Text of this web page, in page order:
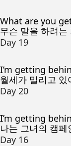
What are you
무슨 말을 하려는
Day 19
I’m getting
월세가 밀리고 있
Day 20
I’m getting
나는 그녀의 캠
Day 16